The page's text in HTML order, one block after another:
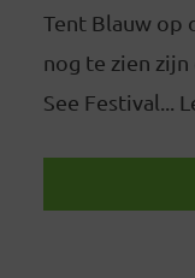
Tent Blauw op
nog te zien zijn
See Festival...